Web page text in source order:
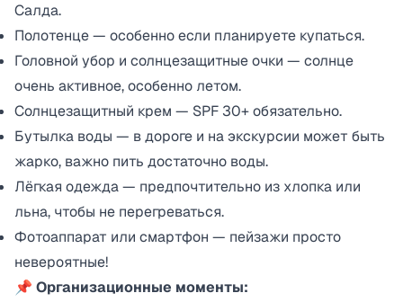
Салда.
Полотенце — особенно если планируете купаться.
Головной убор и солнцезащитные очки — солнце
очень активное, особенно летом.
Солнцезащитный крем — SPF 30+ обязательно.
Бутылка воды — в дороге и на экскурсии может быть
жарко, важно пить достаточно воды.
Лёгкая одежда — предпочтительно из хлопка или
льна, чтобы не перегреваться.
Фотоаппарат или смартфон — пейзажи просто
невероятные!
📌 Организационные моменты: